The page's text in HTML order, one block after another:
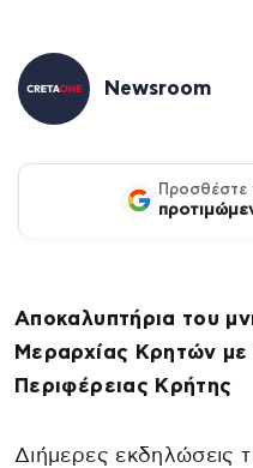
Newsroom
Αποκαλυπτήρια του
Μεραρχίας Κρητών με
Περιφέρειας Κρήτης
Διήμερες εκδηλώσεις